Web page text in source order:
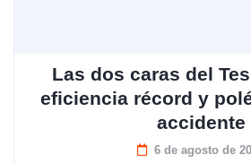
Las dos caras del
eficiencia récord y
accidente
6 de agosto de